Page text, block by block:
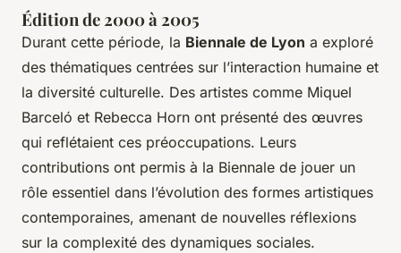
Édition de 2000 à 2005
Durant cette période, la Biennale de Lyon a exploré
des thématiques centrées sur l’interaction humaine et
la diversité culturelle. Des artistes comme Miquel
Barceló et Rebecca Horn ont présenté des œuvres
qui reflétaient ces préoccupations. Leurs
contributions ont permis à la Biennale de jouer un
rôle essentiel dans l’évolution des formes artistiques
contemporaines, amenant de nouvelles réflexions
sur la complexité des dynamiques sociales.